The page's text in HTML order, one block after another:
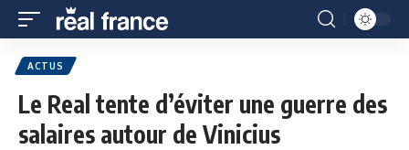
ACTUS
Le Real tente d’éviter une guerre des
salaires autour de Vinicius